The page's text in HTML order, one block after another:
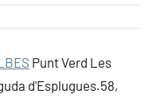
Punt Verd Les
d'Esplugues.58,